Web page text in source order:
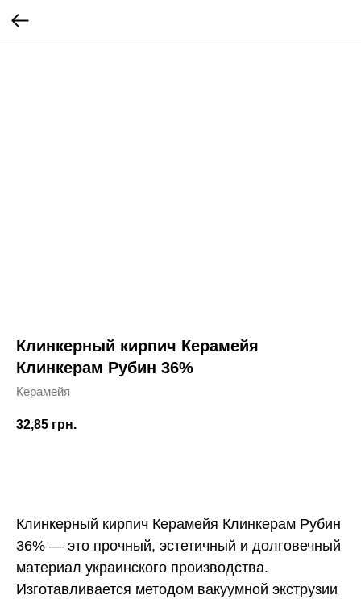
Клинкерный кирпич Керамейя
Клинкерам Рубин 36%
Керамейя
32,85 грн.
Клинкерный кирпич Керамейя Клинкерам Рубин
36% — это прочный, эстетичный и долговечный
материал украинского производства.
Изготавливается методом вакуумной экструзии